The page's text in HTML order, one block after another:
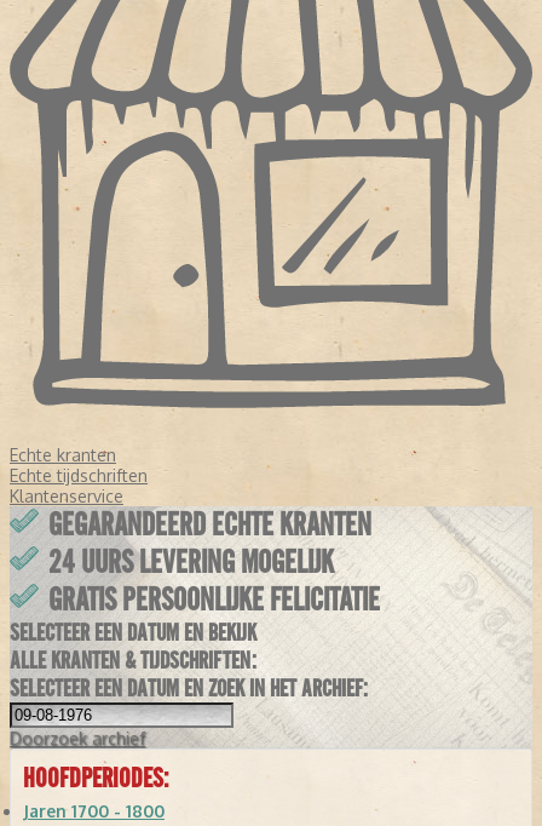
Echte kranten
Echte tijdschriften
Klantenservice
GEGARANDEERD ECHTE KRANTEN
24 UURS LEVERING MOGELIJK
GRATIS PERSOONLIJKE FELICITATIE
SELECTEER EEN DATUM EN BEKIJK
ALLE KRANTEN & TIJDSCHRIFTEN:
SELECTEER EEN DATUM EN ZOEK IN HET ARCHIEF:
Doorzoek archief
HOOFDPERIODES:
Jaren 1700 - 1800